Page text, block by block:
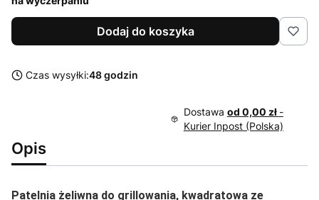
Dodaj do koszyka
Czas wysyłki:48 godzin
Dostawa od 0,00 zł -
Kurier Inpost (Polska)
Opis
Patelnia żeliwna do grillowania, kwadratowa ze